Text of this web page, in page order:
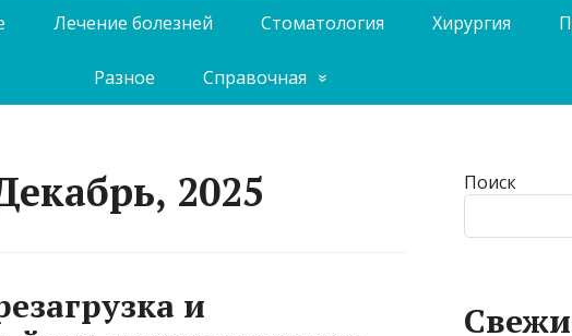
Лечение болезней Стоматология Хирургия
Разное Справочная
2025
и
Поиск